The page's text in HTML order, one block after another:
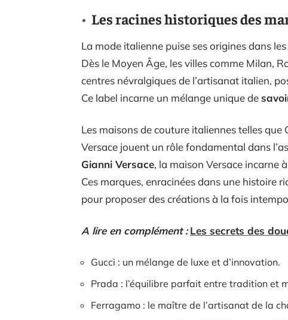
Les racines historiques des
La mode italienne puise ses origines dans
Dès le Moyen Âge, les villes comme Milan,
centres névralgiques de l’artisanat italien,
Ce label incarne un mélange unique de
Les maisons de couture italiennes telles
Versace jouent un rôle fondamental dans
Gianni Versace, la maison Versace incarne
Ces marques, enracinées dans une histoire
pour proposer des créations à la fois
A lire en complément : Les secrets des
Gucci : un mélange de luxe et d’innovation.
Prada : l’équilibre parfait entre tradition et
Ferragamo : le maître de l’artisanat de la